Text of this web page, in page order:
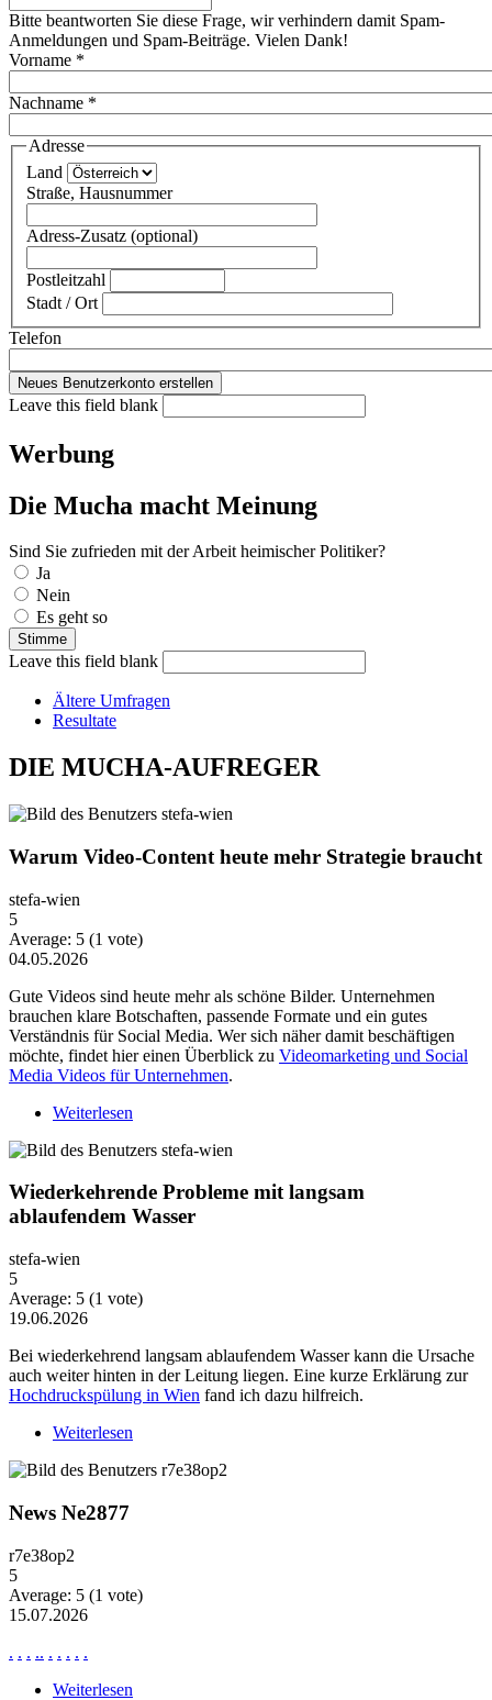
Bitte beantworten Sie diese Frage, wir verhindern damit Spam-
Anmeldungen und Spam-Beiträge. Vielen Dank!
Vorname *
Nachname *
Adresse
Land
Straße, Hausnummer
Adress-Zusatz (optional)
Postleitzahl
Stadt / Ort
Telefon
Leave this field blank
Werbung
Die Mucha macht Meinung
Sind Sie zufrieden mit der Arbeit heimischer Politiker?
Auswahlmöglichkeiten
Ja
Nein
Es geht so
Leave this field blank
Ältere Umfragen
Resultate
DIE MUCHA-AUFREGER
Warum Video-Content heute mehr Strategie braucht
stefa-wien
5
Average: 5 (1 vote)
04.05.2026
Gute Videos sind heute mehr als schöne Bilder. Unternehmen
brauchen klare Botschaften, passende Formate und ein gutes
Verständnis für Social Media. Wer sich näher damit beschäftigen
möchte, findet hier einen Überblick zu Videomarketing und Social
Media Videos für Unternehmen.
Weiterlesen
Wiederkehrende Probleme mit langsam
ablaufendem Wasser
stefa-wien
5
Average: 5 (1 vote)
19.06.2026
Bei wiederkehrend langsam ablaufendem Wasser kann die Ursache
auch weiter hinten in der Leitung liegen. Eine kurze Erklärung zur
Hochdruckspülung in Wien fand ich dazu hilfreich.
Weiterlesen
News Ne2877
r7e38op2
5
Average: 5 (1 vote)
15.07.2026
. . . .. . . . . .
Weiterlesen